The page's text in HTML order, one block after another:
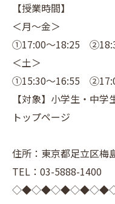
【授業時間】
＜月～金＞
①17:00～18:25
＜土＞
①15:30～16:55
【対象】小学生・中
トップページ
住所：東京都足立区梅
TEL：03-5888-1400